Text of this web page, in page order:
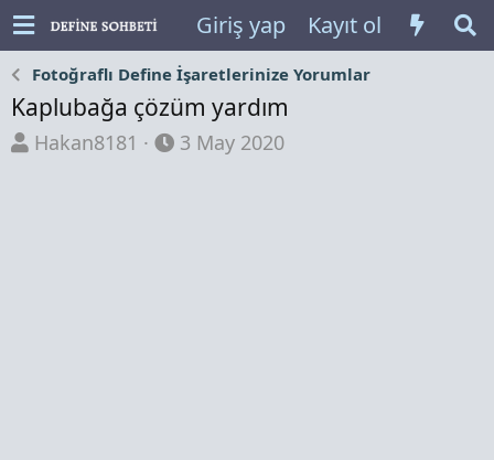
Giriş yap Kayıt ol
Fotoğraflı Define İşaretlerinize Yorumlar
Kaplubağa çözüm yardım
K
Hakan8181
B
3 May 2020